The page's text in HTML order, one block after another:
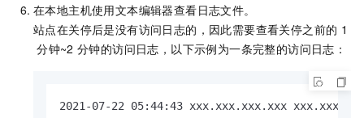
在本地主机使用文本编辑器查看日志文件。
站点在关停后是没有访问日志的，因此需要查看关停之前的 1
分钟~2 分钟的访问日志，以下示例为一条完整的访问日志：
2021-07-22 05:44:43 xxx.xxx.xxx.xxx